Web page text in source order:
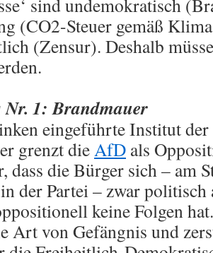
sind undemokratisch
(CO2-Steuer gemäß
(Zensur). Deshalb
Nr. 1: Brandmauer
eingeführte Institut
grenzt dieAfD als
dass die Bürger sich – am
der Partei – zwar
keine Folgen
Art von Gefängnis und